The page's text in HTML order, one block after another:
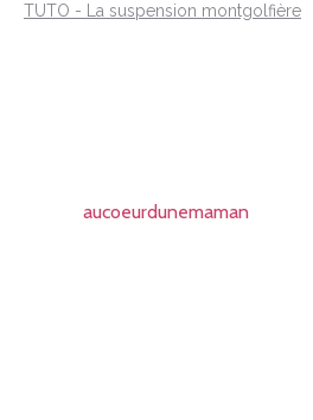
TUTO - La suspension montgolfière
aucoeurdunemaman